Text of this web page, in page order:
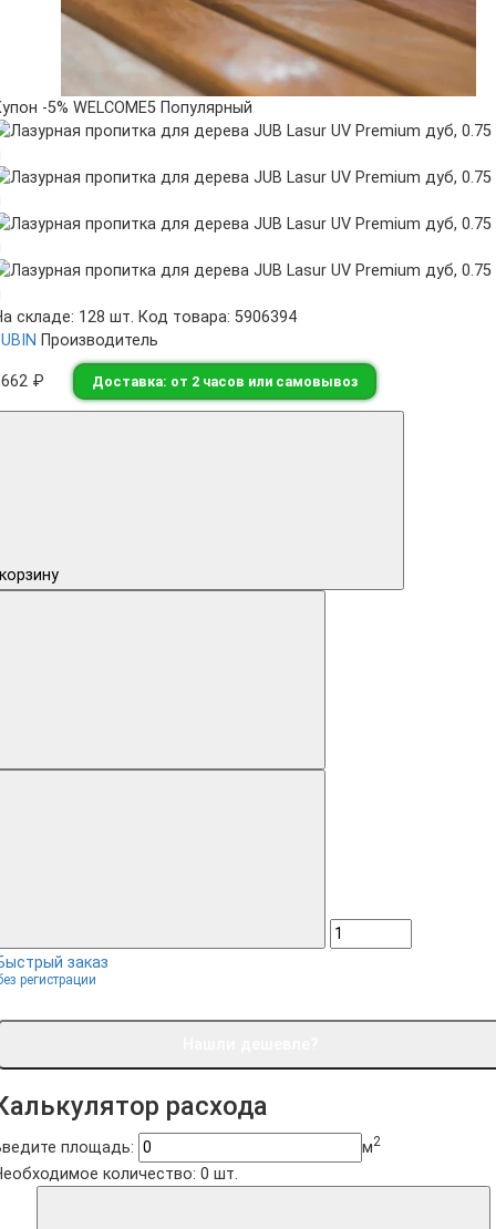
-5% WELCOME5 Популярный
складе: 128 шт. Код товара: 5906394
Производитель
₽ Доставка: от 2 часов или самовывоз
заказ
регистрации
расхода
площадь: м2
количество: 0 шт.